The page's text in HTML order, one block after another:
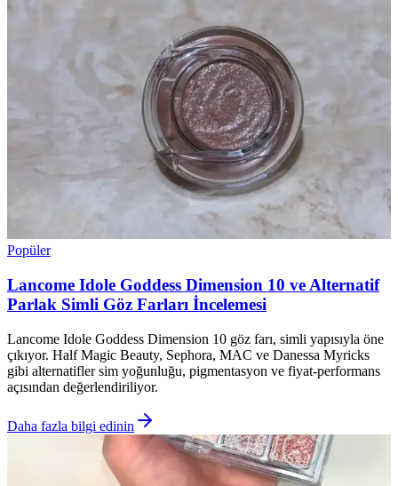
Popüler
Lancome Idole Goddess Dimension 10 ve Alternatif
Parlak Simli Göz Farları İncelemesi
Lancome Idole Goddess Dimension 10 göz farı, simli yapısıyla öne
çıkıyor. Half Magic Beauty, Sephora, MAC ve Danessa Myricks
gibi alternatifler sim yoğunluğu, pigmentasyon ve fiyat-performans
açısından değerlendiriliyor.
Daha fazla bilgi edinin